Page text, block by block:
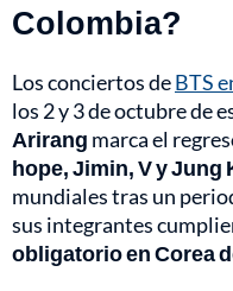
Colombia?
Los conciertos deBTS
los 2 y 3 de octubre de
Arirang marca el
hope, Jimin, V y Jung
mundiales tras un
sus integrantes
obligatorio en Corea